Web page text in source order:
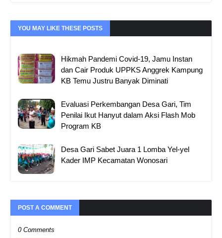
YOU MAY LIKE THESE POSTS
Hikmah Pandemi Covid-19, Jamu Instan
dan Cair Produk UPPKS Anggrek Kampung
KB Temu Justru Banyak Diminati
Evaluasi Perkembangan Desa Gari, Tim
Penilai Ikut Hanyut dalam Aksi Flash Mob
Program KB
Desa Gari Sabet Juara 1 Lomba Yel-yel
Kader IMP Kecamatan Wonosari
POST A COMMENT
0 Comments